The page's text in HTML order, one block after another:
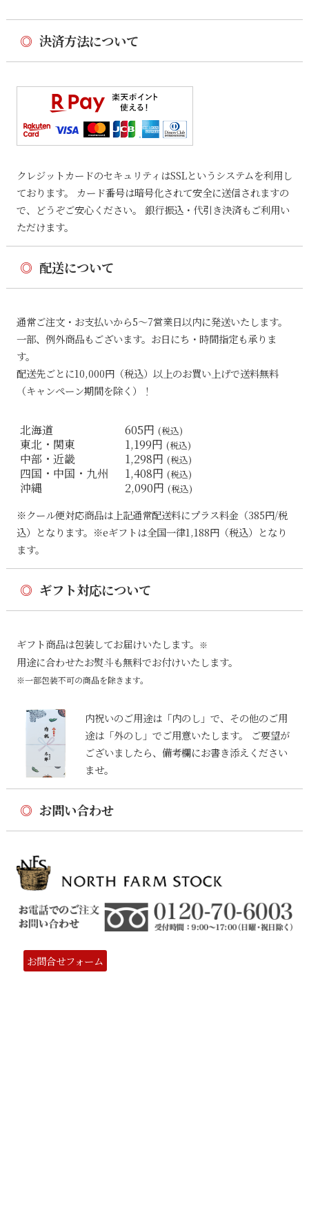
◎ 決済方法について
クレジットカードのセキュリティはSSLというシステムを利用し
ております。 カード番号は暗号化されて安全に送信されますの
で、どうぞご安心ください。 銀行振込・代引き決済もご利用い
ただけます。
◎ 配送について
通常ご注文・お支払いから5〜7営業日以内に発送いたします。
一部、例外商品もございます。お日にち・時間指定も承りま
す。
配送先ごとに10,000円（税込）以上のお買い上げで送料無料
（キャンペーン期間を除く）！
北海道 605円 (税込)
東北・関東 1,199円 (税込)
中部・近畿 1,298円 (税込)
四国・中国・九州 1,408円 (税込)
沖縄 2,090円 (税込)
※クール便対応商品は上記通常配送料にプラス料金（385円/税
込）となります。※eギフトは全国一律1,188円（税込）となり
ます。
◎ ギフト対応について
ギフト商品は包装してお届けいたします。 ※
用途に合わせたお熨斗も無料でお付けいたします。
※一部包装不可の商品を除きます。
内祝いのご用途は「内のし」で、その他のご用
途は「外のし」でご用意いたします。 ご要望が
ございましたら、備考欄にお書き添えください
ませ。
◎ お問い合わせ
お問合せフォーム